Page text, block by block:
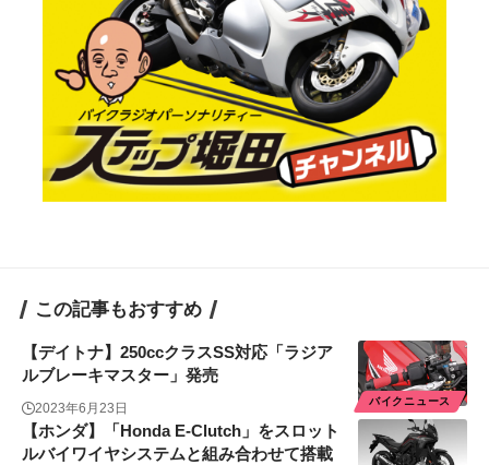
この記事もおすすめ
バイクニュース
【デイトナ】250ccクラスSS対応「ラジア
ルブレーキマスター」発売
2023年6月23日
【ホンダ】「Honda E-Clutch」をスロット
ルバイワイヤシステムと組み合わせて搭載